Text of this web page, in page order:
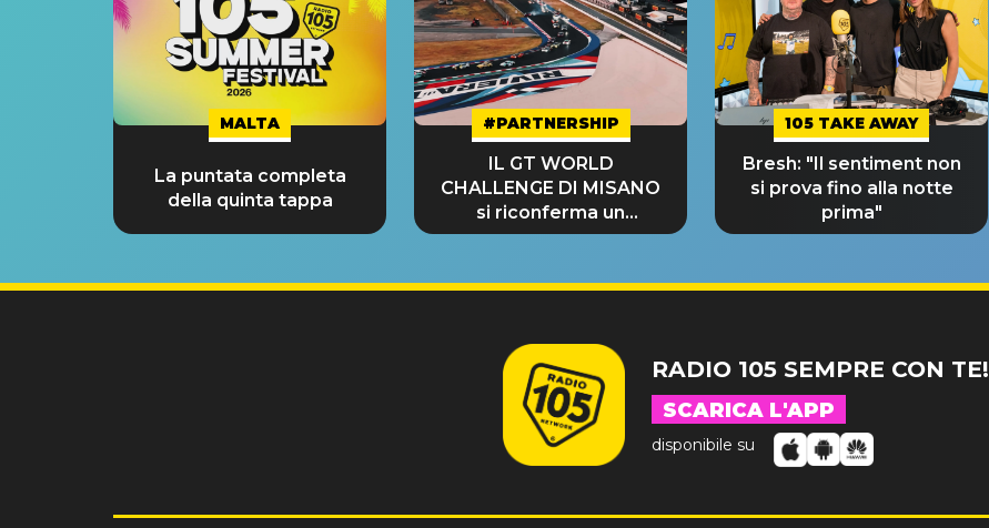
MALTA
La puntata completa
della quinta tappa
#PARTNERSHIP
IL GT WORLD
CHALLENGE DI MISANO
si riconferma un
GRANDE SUCCESSO!
105 TAKE AWAY
Bresh: "Il sentiment non
si prova fino alla notte
prima"
RADIO 105 SEMPRE CON TE!
SCARICA L'APP
disponibile su